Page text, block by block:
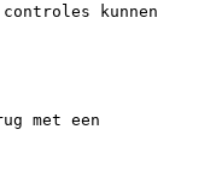
kunnen
met een